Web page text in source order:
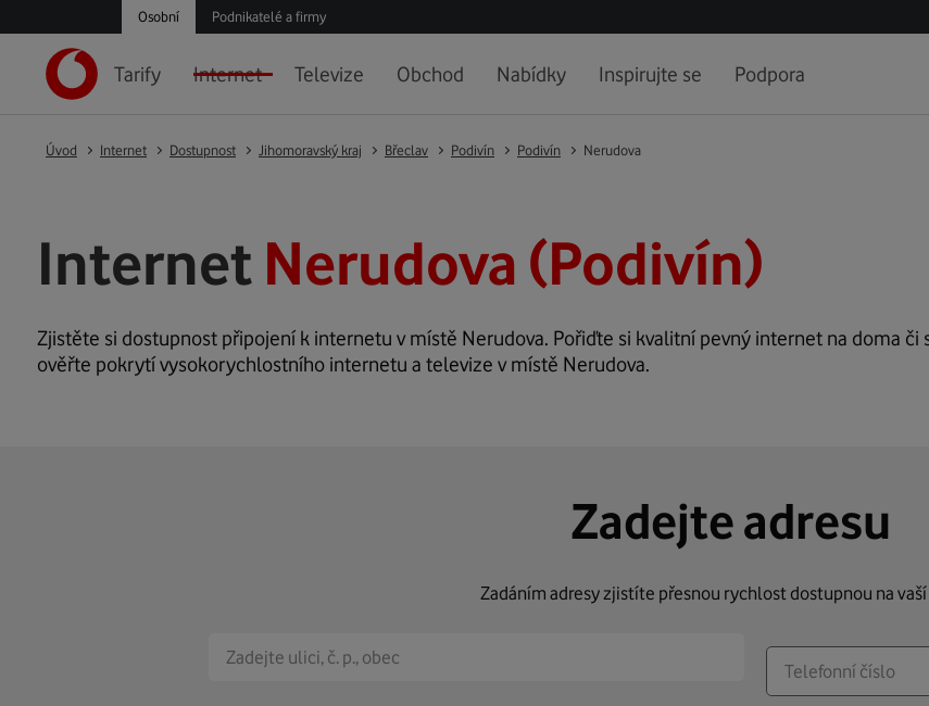
Osobní Podnikatelé a firmy
Tarify Internet Televize Obchod Nabídky Inspirujte se Podpora
Úvod Internet Dostupnost Jihomoravský kraj Břeclav Podivín Podivín Nerudova
Internet Nerudova (Podivín)
Zjistěte si dostupnost připojení k internetu v místě Nerudova. Pořiďte si kvalitní pevný internet na doma či
ověřte pokrytí vysokorychlostního internetu a televize v místě Nerudova.
Zadejte adresu
Zadáním adresy zjistíte přesnou rychlost dostupnou na vaší